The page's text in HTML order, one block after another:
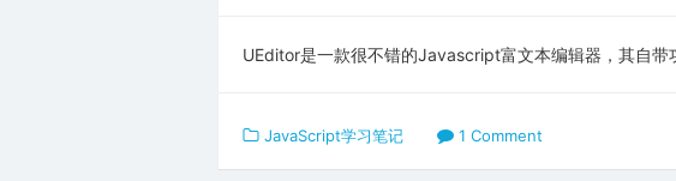
UEditor是一款很不错的Javascript富文本编辑器，其自
JavaScript学习笔记 1 Comment